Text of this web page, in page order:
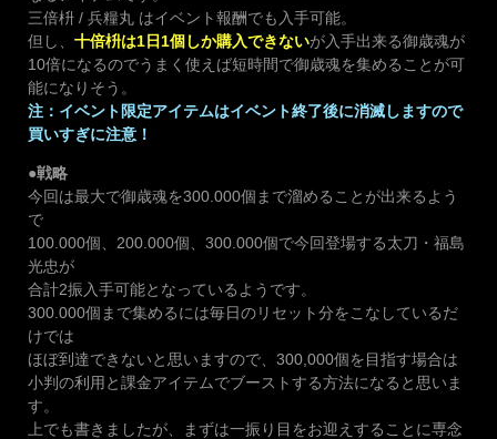
三倍枡 / 兵糧丸 はイベント報酬でも入手可能。
但し、 十倍枡は1日1個しか購入できないが入手出来る御歳魂が
10倍になるのでうまく使えば短時間で御歳魂を集めることが可
能になりそう。
注：イベント限定アイテムはイベント終了後に消滅しますので
買いすぎに注意！
●戦略
今回は最大で御歳魂を300.000個まで溜めることが出来るよう
で
100.000個、200.000個、300.000個で今回登場する太刀・福島
光忠が
合計2振入手可能となっているようです。
300.000個まで集めるには毎日のリセット分をこなしているだ
けでは
ほぼ到達できないと思いますので、300,000個を目指す場合は
小判の利用と課金アイテムでブーストする方法になると思いま
す。
上でも書きましたが、まずは一振り目をお迎えすることに専念